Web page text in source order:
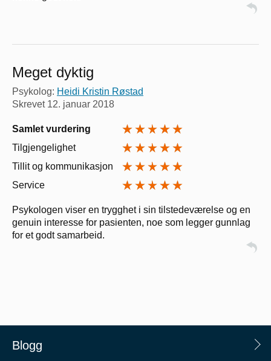
Meget dyktig
Psykolog: Heidi Kristin Røstad
Skrevet 12. januar 2018
Samlet vurdering
Tilgjengelighet
Tillit og kommunikasjon
Service
Psykologen viser en trygghet i sin tilstedeværelse og en
genuin interesse for pasienten, noe som legger gunnlag
for et godt samarbeid.
Blogg